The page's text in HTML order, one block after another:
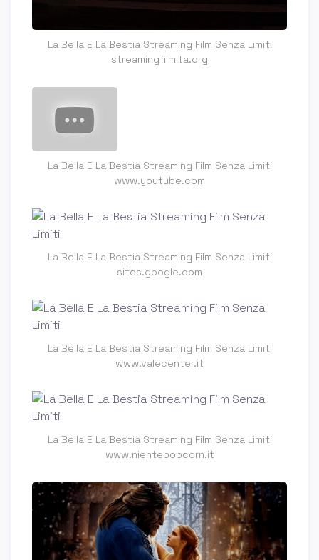
La Bella E La Bestia Streaming Film Senza Limiti
streamingfilmita.org
La Bella E La Bestia Streaming Film Senza Limiti
www.youtube.com
La Bella E La Bestia Streaming Film Senza Limiti
sites.google.com
La Bella E La Bestia Streaming Film Senza Limiti
www.valecenter.it
La Bella E La Bestia Streaming Film Senza Limiti
www.nientepopcorn.it